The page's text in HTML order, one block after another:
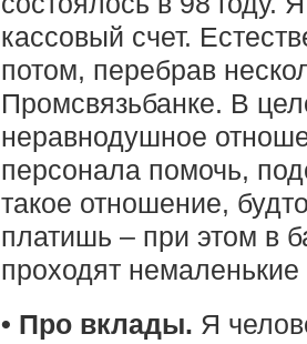
кассовый счет.
потом, перебрав
Промсвязьбанке. В
неравнодушное
персонала помочь,
такое отношение,
платишь – при этом в
проходят
• Про вклады. Я